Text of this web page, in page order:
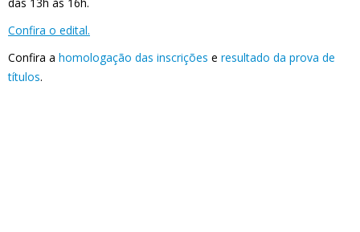
Confira o edital.
Confira a homologação das inscrições e resultado da prova de
títulos.